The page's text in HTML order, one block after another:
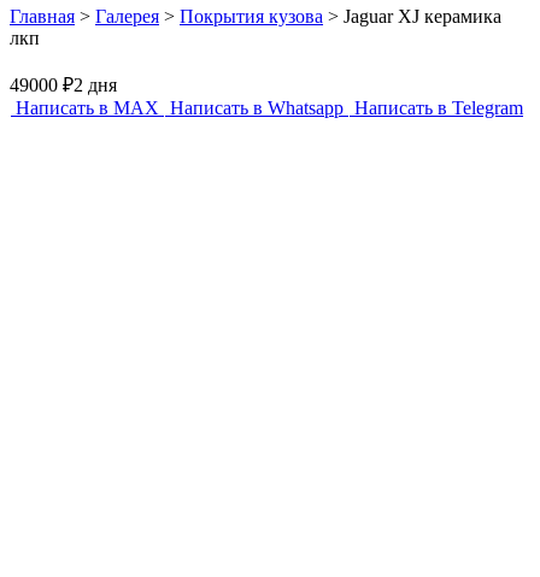
Главная > Галерея > Покрытия кузова > Jaguar XJ керамика
лкп
49000 ₽2 дня
Написать в MAX Написать в Whatsapp Написать в Telegram